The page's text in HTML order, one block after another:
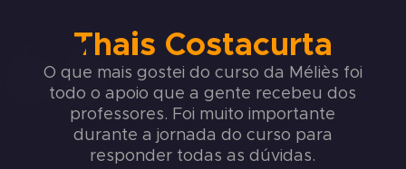
Thais Costacurta
O que mais gostei do curso da Méliès foi
todo o apoio que a gente recebeu dos
professores. Foi muito importante
durante a jornada do curso para
responder todas as dúvidas.